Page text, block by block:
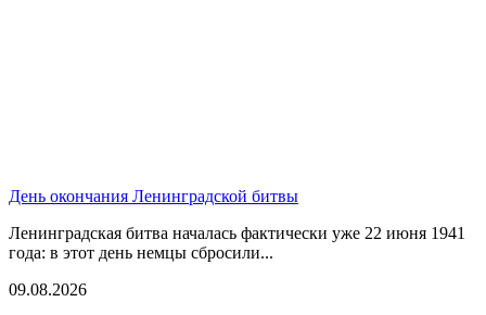
День окончания Ленинградской битвы
Ленинградская битва началась фактически уже 22 июня 1941
года: в этот день немцы сбросили...
09.08.2026